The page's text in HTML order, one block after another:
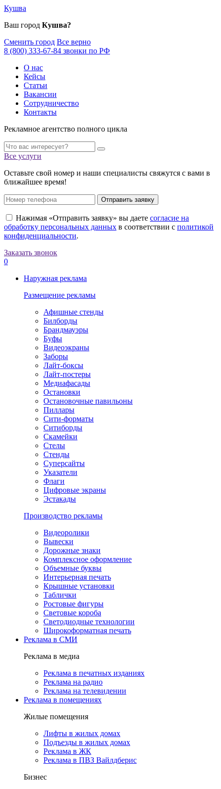
Кушва
Ваш город Кушва?
Сменить город Все верно
8 (800) 333-67-84 звонки по РФ
О нас
Кейсы
Статьи
Вакансии
Сотрудничество
Контакты
Рекламное агентство полного цикла
Все услуги
Оставьте свой номер и наши специалисты свяжутся с вами в
ближайшее время!
Отправить заявку
Нажимая «Отправить заявку» вы даете согласие на
обработку персональных данных в соответствии с политикой
конфиденциальности.
Заказать звонок
0
Наружная реклама
Размещение рекламы
Афишные стенды
Билборды
Брандмауэры
Буфы
Видеоэкраны
Заборы
Лайт-боксы
Лайт-постеры
Медиафасады
Остановки
Остановочные павильоны
Пиллары
Сити-форматы
Ситиборды
Скамейки
Стелы
Стенды
Суперсайты
Указатели
Флаги
Цифровые экраны
Эстакады
Производство рекламы
Видеоролики
Вывески
Дорожные знаки
Комплексное оформление
Объемные буквы
Интерьерная печать
Крышные установки
Таблички
Ростовые фигуры
Световые короба
Светодиодные технологии
Широкоформатная печать
Реклама в СМИ
Реклама в медиа
Реклама в печатных изданиях
Реклама на радио
Реклама на телевидении
Реклама в помещениях
Жилые помещения
Лифты в жилых домах
Подъезды в жилых домах
Реклама в ЖК
Реклама в ПВЗ Вайлдберис
Бизнес